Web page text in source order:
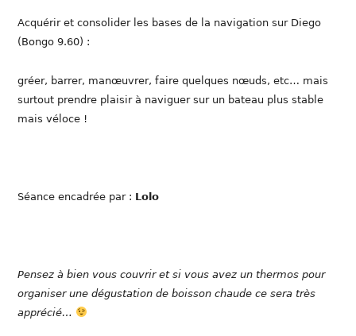
Acquérir et consolider les bases de la navigation sur Diego
(Bongo 9.60) :
gréer, barrer, manœuvrer, faire quelques nœuds, etc… mais
surtout prendre plaisir à naviguer sur un bateau plus stable
mais véloce !
Séance encadrée par : Lolo
Pensez à bien vous couvrir et si vous avez un thermos pour
organiser une dégustation de boisson chaude ce sera très
apprécié…